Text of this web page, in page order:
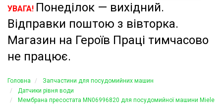
УВАГА! Понеділок — вихідний.
Відправки поштою з вівторка.
Магазин на Героїв Праці тимчасово
не працює.
Головна
Запчастини для посудомийних машин
Датчики рівня води
Мембрана пресостата MN06996820 для посудомийної машини Miele